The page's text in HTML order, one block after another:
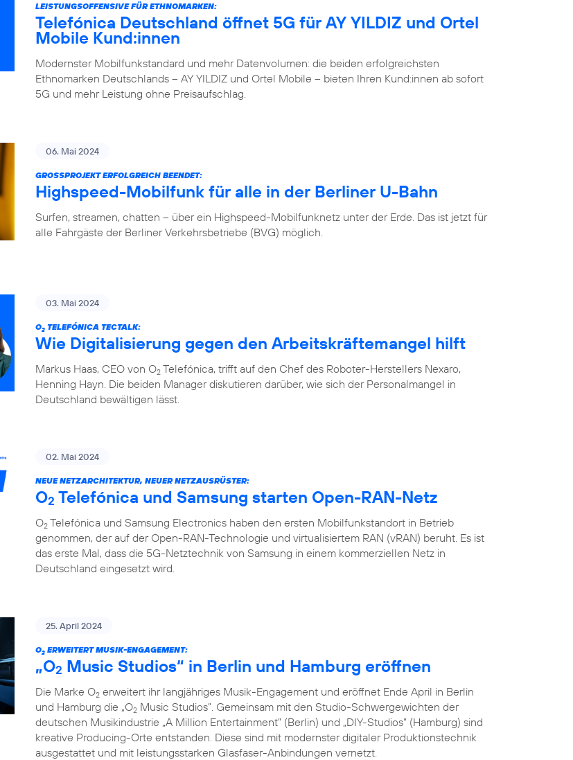
LEISTUNGSOFFENSIVE FÜR ETHNOMARKEN:
Telefónica Deutschland öffnet 5G für AY YILDIZ und Ortel
Mobile Kund:innen
Modernster Mobilfunkstandard und mehr Datenvolumen: die beiden erfolgreichsten
Ethnomarken Deutschlands – AY YILDIZ und Ortel Mobile – bieten Ihren Kund:innen ab sofort
5G und mehr Leistung ohne Preisaufschlag.
06. Mai 2024
GROSSPROJEKT ERFOLGREICH BEENDET:
Highspeed-Mobilfunk für alle in der Berliner U-Bahn
Surfen, streamen, chatten – über ein Highspeed-Mobilfunknetz unter der Erde. Das ist jetzt für
alle Fahrgäste der Berliner Verkehrsbetriebe (BVG) möglich.
03. Mai 2024
O2 TELEFÓNICA TECTALK:
Wie Digitalisierung gegen den Arbeitskräftemangel hilft
Markus Haas, CEO von O2 Telefónica, trifft auf den Chef des Roboter-Herstellers Nexaro,
Henning Hayn. Die beiden Manager diskutieren darüber, wie sich der Personalmangel in
Deutschland bewältigen lässt.
02. Mai 2024
NEUE NETZARCHITEKTUR, NEUER NETZAUSRÜSTER:
O2 Telefónica und Samsung starten Open-RAN-Netz
O2 Telefónica und Samsung Electronics haben den ersten Mobilfunkstandort in Betrieb
genommen, der auf der Open-RAN-Technologie und virtualisiertem RAN (vRAN) beruht. Es ist
das erste Mal, dass die 5G-Netztechnik von Samsung in einem kommerziellen Netz in
Deutschland eingesetzt wird.
25. April 2024
O2 ERWEITERT MUSIK-ENGAGEMENT:
„O2 Music Studios“ in Berlin und Hamburg eröffnen
Die Marke O2 erweitert ihr langjähriges Musik-Engagement und eröffnet Ende April in Berlin
und Hamburg die „O2 Music Studios”. Gemeinsam mit den Studio-Schwergewichten der
deutschen Musikindustrie „A Million Entertainment” (Berlin) und „DIY-Studios” (Hamburg) sind
kreative Producing-Orte entstanden. Diese sind mit modernster digitaler Produktionstechnik
ausgestattet und mit leistungsstarken Glasfaser-Anbindungen vernetzt.